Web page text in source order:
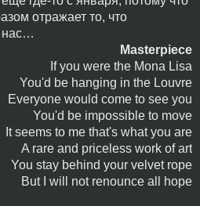
отражает то, что
нас…
Masterpiece
If you were the Mona Lisa
You'd be hanging in the Louvre
Everyone would come to see you
You'd be impossible to move
It seems to me that's what you are
A rare and priceless work of art
You stay behind your velvet rope
But I will not renounce all hope